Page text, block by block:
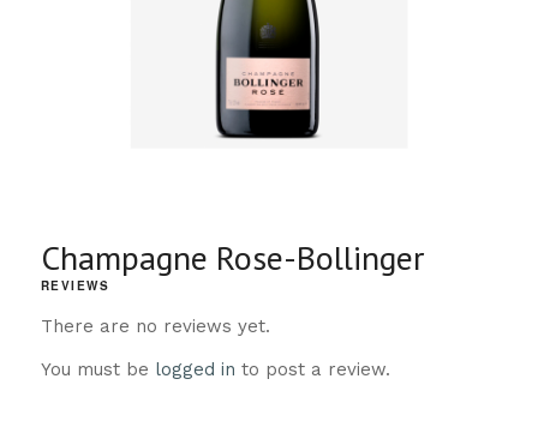
Champagne Rose-Bollinger
REVIEWS
There are no reviews yet.
You must be logged in to post a review.